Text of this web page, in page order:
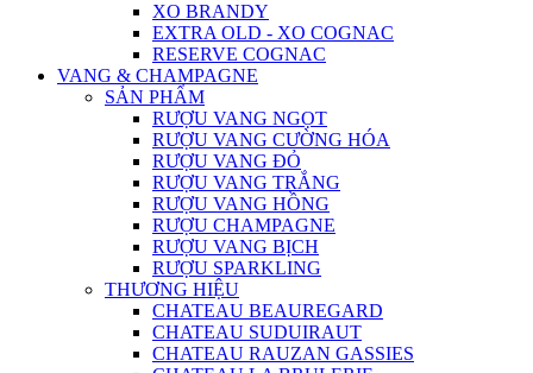
XO BRANDY
EXTRA OLD - XO COGNAC
RESERVE COGNAC
VANG & CHAMPAGNE
SẢN PHẨM
RƯỢU VANG NGỌT
RƯỢU VANG CƯỜNG HÓA
RƯỢU VANG ĐỎ
RƯỢU VANG TRẮNG
RƯỢU VANG HỒNG
RƯỢU CHAMPAGNE
RƯỢU VANG BỊCH
RƯỢU SPARKLING
THƯƠNG HIỆU
CHATEAU BEAUREGARD
CHATEAU SUDUIRAUT
CHATEAU RAUZAN GASSIES